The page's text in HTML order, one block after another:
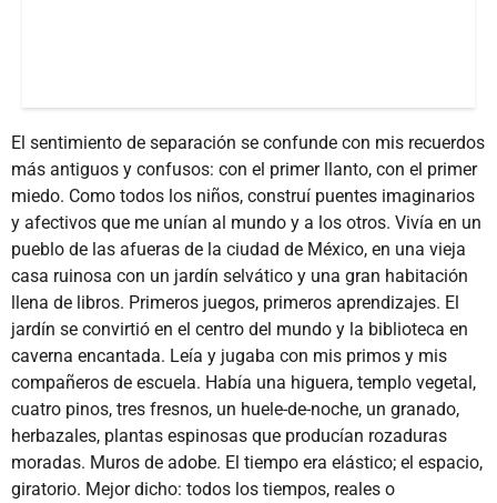
El sentimiento de separación se confunde con mis recuerdos
más antiguos y confusos: con el primer llanto, con el primer
miedo. Como todos los niños, construí puentes imaginarios
y afectivos que me unían al mundo y a los otros. Vivía en un
pueblo de las afueras de la ciudad de México, en una vieja
casa ruinosa con un jardín selvático y una gran habitación
llena de libros. Primeros juegos, primeros aprendizajes. El
jardín se convirtió en el centro del mundo y la biblioteca en
caverna encantada. Leía y jugaba con mis primos y mis
compañeros de escuela. Había una higuera, templo vegetal,
cuatro pinos, tres fresnos, un huele-de-noche, un granado,
herbazales, plantas espinosas que producían rozaduras
moradas. Muros de adobe. El tiempo era elástico; el espacio,
giratorio. Mejor dicho: todos los tiempos, reales o